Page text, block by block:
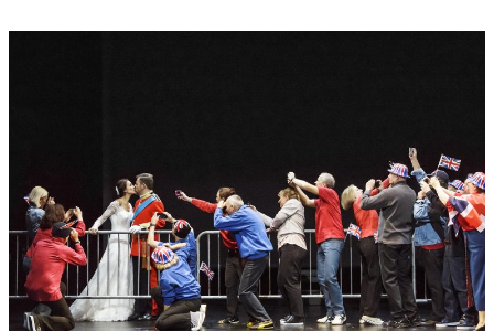
O
S
T
E
R
F
E